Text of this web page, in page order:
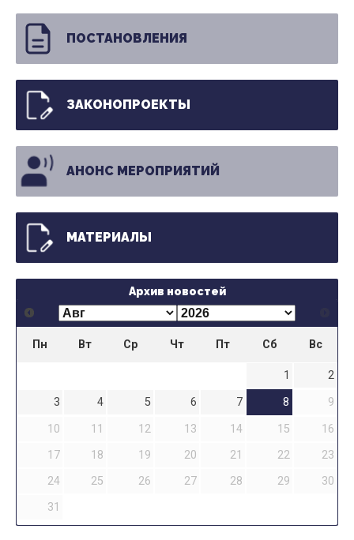
ПОСТАНОВЛЕНИЯ
ЗАКОНОПРОЕКТЫ
АНОНС МЕРОПРИЯТИЙ
МАТЕРИАЛЫ
Архив новостей
Пн Вт Ср Чт Пт Сб Вс
1
2
3
4 5 6 7 8
9
10
11 12 13 14 15
16
17
18 19 20 21 22
23
24
25 26 27 28 29
30
31